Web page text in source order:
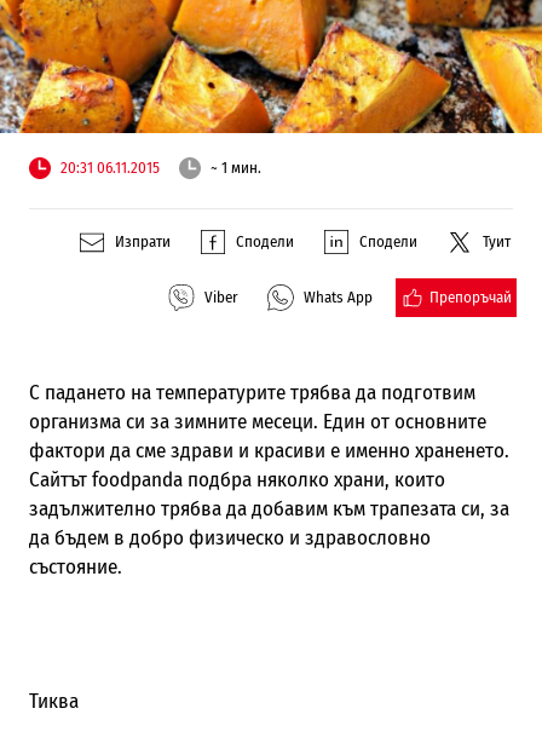
20:31 06.11.2015 ~ 1 мин.
Изпрати Сподели Сподели Туит
Viber Whats App Препоръчай
С падането на температурите трябва да подготвим
организма си за зимните месеци. Един от основните
фактори да сме здрави и красиви е именно храненето.
Сайтът foodpanda подбра няколко храни, които
задължително трябва да добавим към трапезата си, за
да бъдем в добро физическо и здравословно
състояние.
Тиква